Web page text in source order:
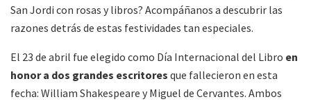
San Jordi con rosas y libros? Acompáñanos a descubrir las
razones detrás de estas festividades tan especiales.
El 23 de abril fue elegido como Día Internacional del Libro en
honor a dos grandes escritores que fallecieron en esta
fecha: William Shakespeare y Miguel de Cervantes. Ambos